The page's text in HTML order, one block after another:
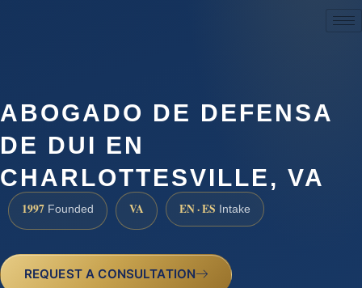
ABOGADO DE DEFENSA
DE DUI EN
CHARLOTTESVILLE, VA
1997 Founded VA EN · ES Intake
REQUEST A CONSULTATION